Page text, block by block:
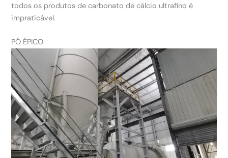
todos os produtos de carbonato de cálcio ultrafino é
impraticável.
PÓ ÉPICO